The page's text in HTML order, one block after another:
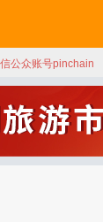
公众账号pinchain